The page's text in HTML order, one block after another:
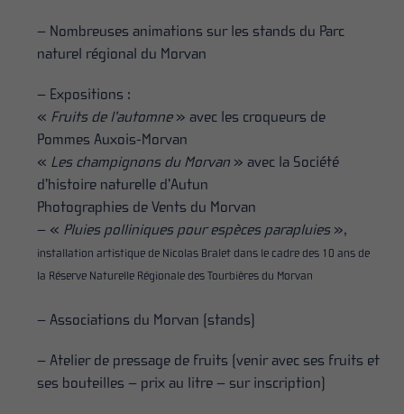
– Nombreuses animations sur les stands du Parc
naturel régional du Morvan
– Expositions :
« Fruits de l’automne» avec les croqueurs de
Pommes Auxois-Morvan
« Les champignons du Morvan » avec la Société
d’histoire naturelle d’Autun
Photographies de Vents du Morvan
– « Pluies polliniques pour espèces parapluies»,
installation artistique de Nicolas Bralet dans le cadre des 10 ans de
la Réserve Naturelle Régionale des Tourbières du Morvan
– Associations du Morvan (stands)
– Atelier de pressage de fruits (venir avec ses fruits et
ses bouteilles – prix au litre – sur inscription)